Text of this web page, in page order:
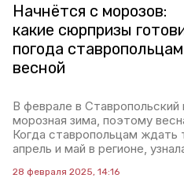
Начнётся с морозов:
какие сюрпризы
погода ставропольцам
весной
В феврале в Ставропольский
морозная зима, поэтому
Когда ставропольцам ждать
апрель и май в регионе,
28 февраля 2025, 14:16